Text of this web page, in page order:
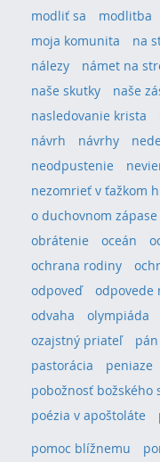
modliť sa
modlitba
moja komunita
na
nálezy
námet na
naše skutky
naše
nasledovanie krista
návrh
návrhy
neodpustenie
nezomrieť v ťažkom
o duchovnom zápase
obrátenie
oceán
ochrana rodiny
odpoveď
odpovede
odvaha
olympiáda
ozajstný priateľ
pán
pastorácia
peniaze
pobožnosť božského
poézia v apoštoláte
pomoc blížnemu